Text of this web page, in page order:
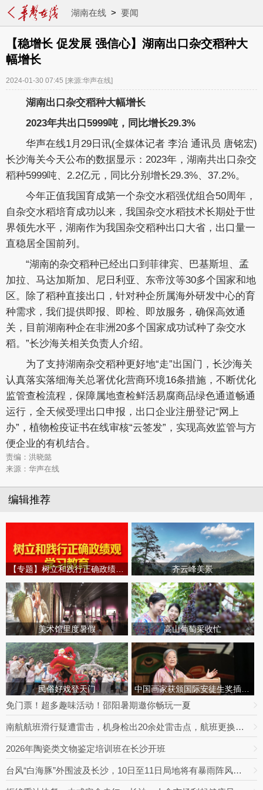
湖南在线> 要闻
【稳增长 促发展 强信心】湖南出口杂交稻种大
幅增长
2024-01-30 07:45 [来源:华声在线]
湖南出口杂交稻种大幅增长
2023年共出口5999吨，同比增长29.3%
华声在线1月29日讯(全媒体记者 李治 通讯员 唐铭宏)
长沙海关今天公布的数据显示：2023年，湖南共出口杂交
稻种5999吨、2.2亿元，同比分别增长29.3%、37.2%。
今年正值我国育成第一个杂交水稻强优组合50周年，
自杂交水稻培育成功以来，我国杂交水稻技术长期处于世
界领先水平，湖南作为我国杂交稻种出口大省，出口量一
直稳居全国前列。
“湖南的杂交稻种已经出口到菲律宾、巴基斯坦、孟
加拉、马达加斯加、尼日利亚、东帝汶等30多个国家和地
区。除了稻种直接出口，针对种企所属海外研发中心的育
种需求，我们提供即报、即检、即放服务，确保高效通
关，目前湖南种企在非洲20多个国家成功试种了杂交水
稻。”长沙海关相关负责人介绍。
为了支持湖南杂交稻种更好地“走”出国门，长沙海关
认真落实落细海关总署优化营商环境16条措施，不断优化
监管查检流程，保障属地查检鲜活易腐商品绿色通道畅通
运行，全天候受理出口申报，出口企业注册登记“网上
办”，植物检疫证书在线审核“云签发”，实现高效监管与方
便企业的有机结合。
责编：洪晓懿
来源：华声在线
编辑推荐
齐云峰美景
美术馆里度暑假 高山葡萄采收忙
民俗好戏登天门
免门票！超多趣味活动！邵阳暑期邀你畅玩一夏
南航航班滑行疑遭雷击，机身检出20余处雷击点，航班更换飞机延误出行
2026年陶瓷类文物鉴定培训班在长沙开班
台风“白海豚”外围波及长沙，10日至11日局地将有暴雨阵风，最高达9级